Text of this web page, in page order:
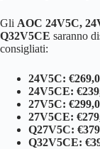
Gli AOC 24V5C,
Q32V5CE saranno
consigliati:
24V5C:
24V5CE:
27V5C:
27V5CE:
Q27V5C:
Q32V5CE: